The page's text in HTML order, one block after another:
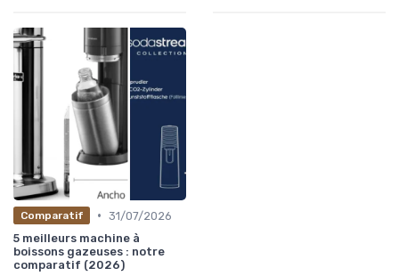
Comparatif • 31/07/2026
5 meilleurs machine à
boissons gazeuses : notre
comparatif (2026)